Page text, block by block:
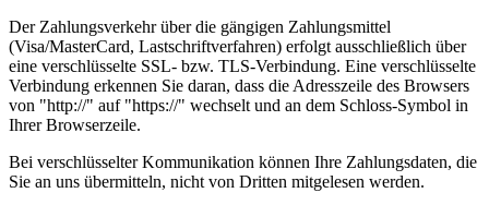
Der Zahlungsverkehr über die gängigen Zahlungsmittel
(Visa/MasterCard, Lastschriftverfahren) erfolgt ausschließlich über
eine verschlüsselte SSL- bzw. TLS-Verbindung. Eine verschlüsselte
Verbindung erkennen Sie daran, dass die Adresszeile des Browsers
von "http://" auf "https://" wechselt und an dem Schloss-Symbol in
Ihrer Browserzeile.
Bei verschlüsselter Kommunikation können Ihre Zahlungsdaten, die
Sie an uns übermitteln, nicht von Dritten mitgelesen werden.